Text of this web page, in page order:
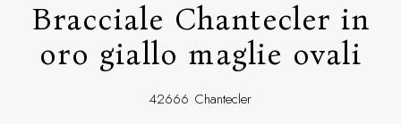
Bracciale Chantecler in
oro giallo maglie ovali
42666 Chantecler